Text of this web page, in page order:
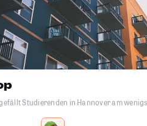
Studierenden in Hannover am